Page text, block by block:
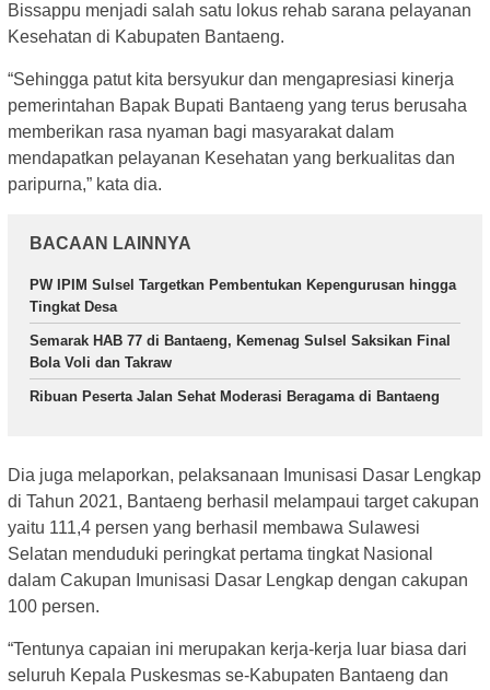
Bissappu menjadi salah satu lokus rehab sarana pelayanan
Kesehatan di Kabupaten Bantaeng.
“Sehingga patut kita bersyukur dan mengapresiasi kinerja
pemerintahan Bapak Bupati Bantaeng yang terus berusaha
memberikan rasa nyaman bagi masyarakat dalam
mendapatkan pelayanan Kesehatan yang berkualitas dan
paripurna,” kata dia.
BACAAN LAINNYA
PW IPIM Sulsel Targetkan Pembentukan Kepengurusan hingga
Tingkat Desa
Semarak HAB 77 di Bantaeng, Kemenag Sulsel Saksikan Final
Bola Voli dan Takraw
Ribuan Peserta Jalan Sehat Moderasi Beragama di Bantaeng
Dia juga melaporkan, pelaksanaan Imunisasi Dasar Lengkap
di Tahun 2021, Bantaeng berhasil melampaui target cakupan
yaitu 111,4 persen yang berhasil membawa Sulawesi
Selatan menduduki peringkat pertama tingkat Nasional
dalam Cakupan Imunisasi Dasar Lengkap dengan cakupan
100 persen.
“Tentunya capaian ini merupakan kerja-kerja luar biasa dari
seluruh Kepala Puskesmas se-Kabupaten Bantaeng dan